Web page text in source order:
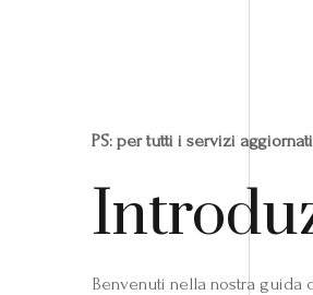
PS: per tutti i servizi
Benvenuti nella nostra guida